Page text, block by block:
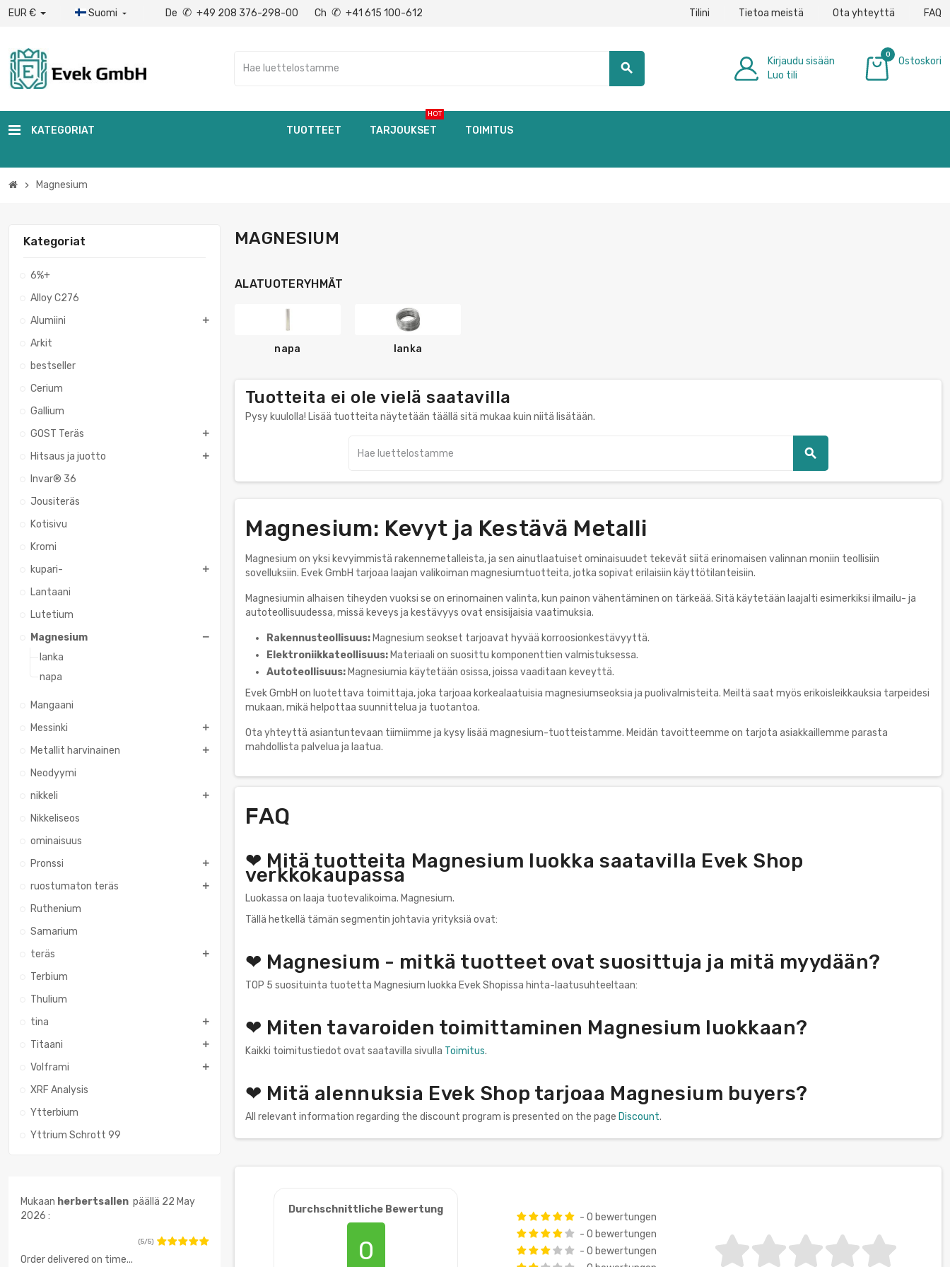
EUR € Suomi  De ✆ +49 208 376-298-00 Ch ✆ +41 615 100-612 Tilini Tietoa meistä Ota yhteyttä FAQ
search
Kirjaudu sisään
Luo tili
0
Ostoskori
KATEGORIAT TUOTTEET TARJOUKSET
HOT
TOIMITUS
chevron_right Magnesium
Kategoriat
6%+
Alloy C276
Alumiini
Arkit
bestseller
Cerium
Gallium
GOST Teräs
Hitsaus ja juotto
Invar® 36
Jousiteräs
Kotisivu
Kromi
kupari-
Lantaani
Lutetium
Magnesium
lanka
napa
Mangaani
Messinki
Metallit harvinainen
Neodyymi
nikkeli
Nikkeliseos
ominaisuus
Pronssi
ruostumaton teräs
Ruthenium
Samarium
teräs
Terbium
Thulium
tina
Titaani
Volframi
XRF Analysis
Ytterbium
Yttrium Schrott 99
Mukaan herbertsallen päällä 22 May
2026 :
(5/5)
Order delivered on time...
MAGNESIUM
ALATUOTERYHMÄT
napa lanka
Tuotteita ei ole vielä saatavilla
Pysy kuulolla! Lisää tuotteita näytetään täällä sitä mukaa kuin niitä lisätään.
search
Magnesium: Kevyt ja Kestävä Metalli
Magnesium on yksi kevyimmistä rakennemetalleista, ja sen ainutlaatuiset ominaisuudet tekevät siitä erinomaisen valinnan moniin teollisiin
sovelluksiin. Evek GmbH tarjoaa laajan valikoiman magnesiumtuotteita, jotka sopivat erilaisiin käyttötilanteisiin.
Magnesiumin alhaisen tiheyden vuoksi se on erinomainen valinta, kun painon vähentäminen on tärkeää. Sitä käytetään laajalti esimerkiksi ilmailu- ja
autoteollisuudessa, missä keveys ja kestävyys ovat ensisijaisia vaatimuksia.
Rakennusteollisuus: Magnesium seokset tarjoavat hyvää korroosionkestävyyttä.
Elektroniikkateollisuus: Materiaali on suosittu komponenttien valmistuksessa.
Autoteollisuus: Magnesiumia käytetään osissa, joissa vaaditaan keveyttä.
Evek GmbH on luotettava toimittaja, joka tarjoaa korkealaatuisia magnesiumseoksia ja puolivalmisteita. Meiltä saat myös erikoisleikkauksia tarpeidesi
mukaan, mikä helpottaa suunnittelua ja tuotantoa.
Ota yhteyttä asiantuntevaan tiimiimme ja kysy lisää magnesium-tuotteistamme. Meidän tavoitteemme on tarjota asiakkaillemme parasta
mahdollista palvelua ja laatua.
FAQ
❤ Mitä tuotteita Magnesium luokka saatavilla Evek Shop
verkkokaupassa
Luokassa on laaja tuotevalikoima. Magnesium.
Tällä hetkellä tämän segmentin johtavia yrityksiä ovat:
❤ Magnesium - mitkä tuotteet ovat suosittuja ja mitä myydään?
TOP 5 suosituinta tuotetta Magnesium luokka Evek Shopissa hinta-laatusuhteeltaan:
❤ Miten tavaroiden toimittaminen Magnesium luokkaan?
Kaikki toimitustiedot ovat saatavilla sivulla Toimitus.
❤ Mitä alennuksia Evek Shop tarjoaa Magnesium buyers?
All relevant information regarding the discount program is presented on the page Discount.
Durchschnittliche Bewertung
0
- 0 bewertungen
- 0 bewertungen
- 0 bewertungen